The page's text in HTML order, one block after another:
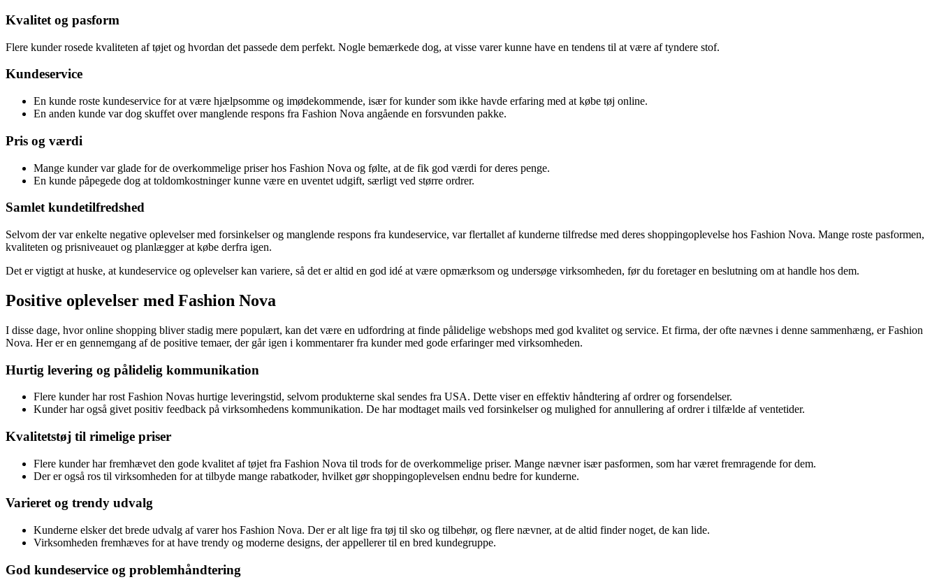
Kvalitet og pasform
Flere kunder rosede kvaliteten af tøjet og hvordan det passede dem perfekt. Nogle bemærkede dog, at visse varer kunne have en tendens til at være af tyndere stof.
Kundeservice
En kunde roste kundeservice for at være hjælpsomme og imødekommende, især for kunder som ikke havde erfaring med at købe tøj online.
En anden kunde var dog skuffet over manglende respons fra Fashion Nova angående en forsvunden pakke.
Pris og værdi
Mange kunder var glade for de overkommelige priser hos Fashion Nova og følte, at de fik god værdi for deres penge.
En kunde påpegede dog at toldomkostninger kunne være en uventet udgift, særligt ved større ordrer.
Samlet kundetilfredshed
Selvom der var enkelte negative oplevelser med forsinkelser og manglende respons fra kundeservice, var flertallet af kunderne tilfredse med deres shoppingoplevelse hos Fashion Nova. Mange roste pasformen,
kvaliteten og prisniveauet og planlægger at købe derfra igen.
Det er vigtigt at huske, at kundeservice og oplevelser kan variere, så det er altid en god idé at være opmærksom og undersøge virksomheden, før du foretager en beslutning om at handle hos dem.
Positive oplevelser med Fashion Nova
I disse dage, hvor online shopping bliver stadig mere populært, kan det være en udfordring at finde pålidelige webshops med god kvalitet og service. Et firma, der ofte nævnes i denne sammenhæng, er Fashion
Nova. Her er en gennemgang af de positive temaer, der går igen i kommentarer fra kunder med gode erfaringer med virksomheden.
Hurtig levering og pålidelig kommunikation
Flere kunder har rost Fashion Novas hurtige leveringstid, selvom produkterne skal sendes fra USA. Dette viser en effektiv håndtering af ordrer og forsendelser.
Kunder har også givet positiv feedback på virksomhedens kommunikation. De har modtaget mails ved forsinkelser og mulighed for annullering af ordrer i tilfælde af ventetider.
Kvalitetstøj til rimelige priser
Flere kunder har fremhævet den gode kvalitet af tøjet fra Fashion Nova til trods for de overkommelige priser. Mange nævner især pasformen, som har været fremragende for dem.
Der er også ros til virksomheden for at tilbyde mange rabatkoder, hvilket gør shoppingoplevelsen endnu bedre for kunderne.
Varieret og trendy udvalg
Kunderne elsker det brede udvalg af varer hos Fashion Nova. Der er alt lige fra tøj til sko og tilbehør, og flere nævner, at de altid finder noget, de kan lide.
Virksomheden fremhæves for at have trendy og moderne designs, der appellerer til en bred kundegruppe.
God kundeservice og problemhåndtering